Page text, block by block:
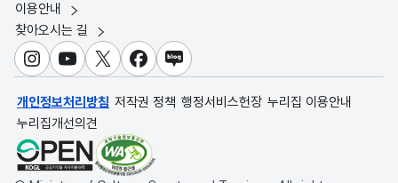
이용안내
찾아오시는 길
인스타그램
유튜브X 페이스북
블로그
개인정보처리방침 저작권 정책 행정서비스헌장 누리집 이용안내
누리집개선의견